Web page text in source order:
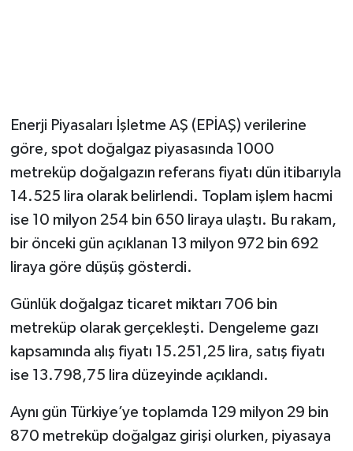
Enerji Piyasaları İşletme AŞ (EPİAŞ) verilerine
göre, spot doğalgaz piyasasında 1000
metreküp doğalgazın referans fiyatı dün itibarıyla
14.525 lira olarak belirlendi. Toplam işlem hacmi
ise 10 milyon 254 bin 650 liraya ulaştı. Bu rakam,
bir önceki gün açıklanan 13 milyon 972 bin 692
liraya göre düşüş gösterdi.
Günlük doğalgaz ticaret miktarı 706 bin
metreküp olarak gerçekleşti. Dengeleme gazı
kapsamında alış fiyatı 15.251,25 lira, satış fiyatı
ise 13.798,75 lira düzeyinde açıklandı.
Aynı gün Türkiye’ye toplamda 129 milyon 29 bin
870 metreküp doğalgaz girişi olurken, piyasaya